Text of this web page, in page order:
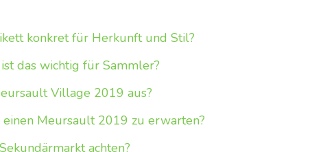
konkret für Herkunft und Stil?
das wichtig für Sammler?
Village 2019 aus?
Meursault 2019 zu erwarten?
achten?